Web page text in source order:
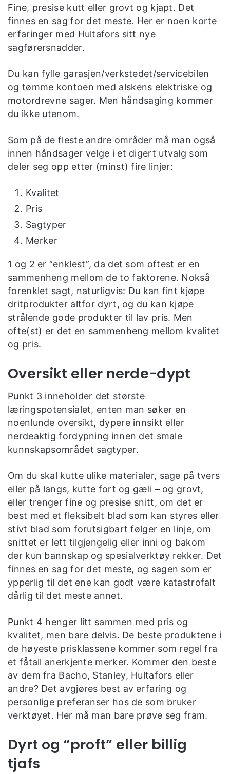
Fine, presise kutt eller grovt og kjapt. Det
finnes en sag for det meste. Her er noen korte
erfaringer med Hultafors sitt nye
sagførersnadder.
Du kan fylle garasjen/verkstedet/servicebilen
og tømme kontoen med alskens elektriske og
motordrevne sager. Men håndsaging kommer
du ikke utenom.
Som på de fleste andre områder må man også
innen håndsager velge i et digert utvalg som
deler seg opp etter (minst) fire linjer:
Kvalitet
Pris
Sagtyper
Merker
1 og 2 er “enklest”, da det som oftest er en
sammenheng mellom de to faktorene. Nokså
forenklet sagt, naturligvis: Du kan fint kjøpe
dritprodukter altfor dyrt, og du kan kjøpe
strålende gode produkter til lav pris. Men
ofte(st) er det en sammenheng mellom kvalitet
og pris.
Oversikt eller nerde-dypt
Punkt 3 inneholder det største
læringspotensialet, enten man søker en
noenlunde oversikt, dypere innsikt eller
nerdeaktig fordypning innen det smale
kunnskapsområdet sagtyper.
Om du skal kutte ulike materialer, sage på tvers
eller på langs, kutte fort og gæli – og grovt,
eller trenger fine og presise snitt, om det er
best med et fleksibelt blad som kan styres eller
stivt blad som forutsigbart følger en linje, om
snittet er lett tilgjengelig eller inni og bakom
der kun bannskap og spesialverktøy rekker. Det
finnes en sag for det meste, og sagen som er
ypperlig til det ene kan godt være katastrofalt
dårlig til det meste annet.
Punkt 4 henger litt sammen med pris og
kvalitet, men bare delvis. De beste produktene i
de høyeste prisklassene kommer som regel fra
et fåtall anerkjente merker. Kommer den beste
av dem fra Bacho, Stanley, Hultafors eller
andre? Det avgjøres best av erfaring og
personlige preferanser hos de som bruker
verktøyet. Her må man bare prøve seg fram.
Dyrt og “proft” eller billig
tjafs